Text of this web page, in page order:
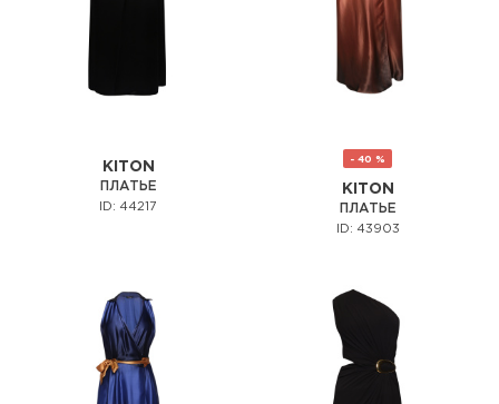
KITON
ПЛАТЬЕ
ID: 44217
- 40 %
KITON
ПЛАТЬЕ
ID: 43903